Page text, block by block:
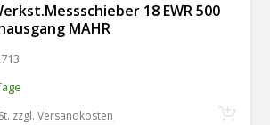
18 EWR 500
MAHR
zzgl.Versandkosten